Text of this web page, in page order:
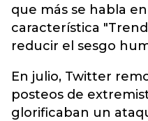
que más se habla
característica
reducir el sesgo
En julio, Twitter
posteos de
glorificaban un